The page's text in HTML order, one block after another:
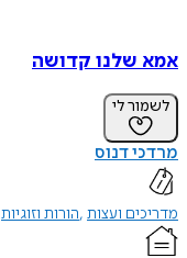
אמא שלנו קדושה
לשמור לי
מרדכי דנוס
מדריכים ועצות הורות וזוגיות